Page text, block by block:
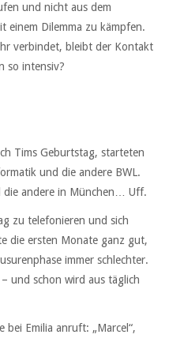
und nicht aus dem
einem Dilemma zu kämpfen.
verbindet, bleibt der Kontakt
so intensiv?
Tims Geburtstag, starteten
und die andere BWL.
die andere in München… Uff.
zu telefonieren und sich
die ersten Monate ganz gut,
immer schlechter.
und schon wird aus täglich
bei Emilia anruft: „Marcel“,